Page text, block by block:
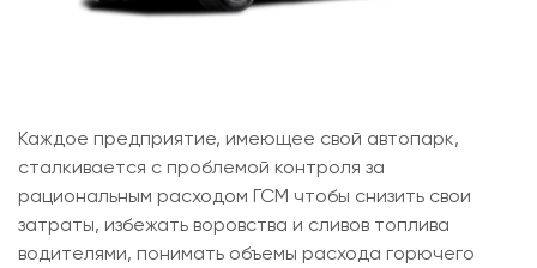
Каждое предприятие, имеющее свой автопарк,
сталкивается с проблемой контроля за
рациональным расходом ГСМ чтобы снизить свои
затраты, избежать воровства и сливов топлива
водителями, понимать объемы расхода горючего